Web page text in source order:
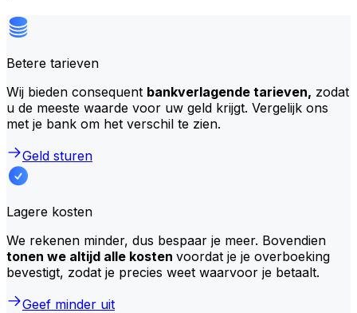
Betere tarieven
Wij bieden consequent bankverlagende tarieven, zodat
u de meeste waarde voor uw geld krijgt. Vergelijk ons
met je bank om het verschil te zien.
Geld sturen
Lagere kosten
We rekenen minder, dus bespaar je meer. Bovendien
tonen we altijd alle kosten voordat je je overboeking
bevestigt, zodat je precies weet waarvoor je betaalt.
Geef minder uit